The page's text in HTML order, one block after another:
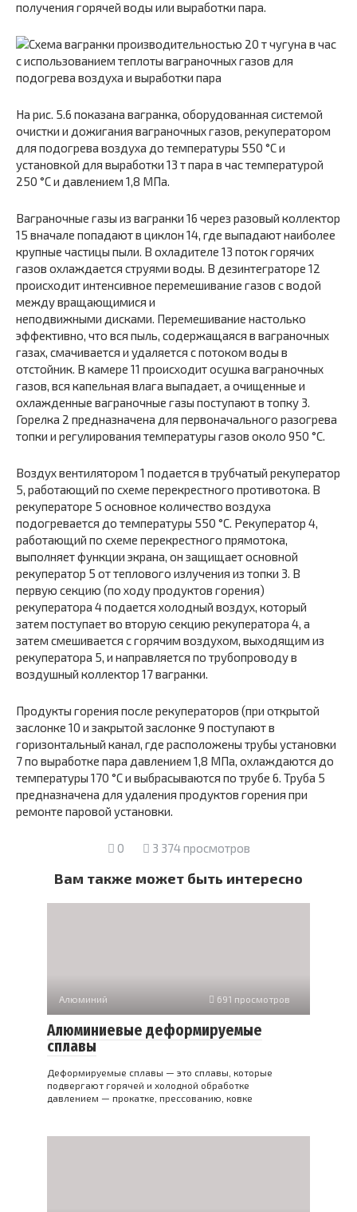
получения горячей воды или выработки пара.
На рис. 5.6 показана вагранка, оборудованная системой
очистки и дожигания ваграночных газов, рекуператором
для подогрева воздуха до температуры 550 °С и
установкой для выработки 13 т пара в час температурой
250 °С и давлением 1,8 МПа.
Ваграночные газы из вагранки 16 через разовый коллектор
15 вначале попадают в циклон 14, где выпадают наиболее
крупные частицы пыли. В охладителе 13 поток горячих
газов охлаждается струями воды. В дезинтеграторе 12
происходит интенсивное перемешивание газов с водой
между вращающимися и
неподвижными дисками. Перемешивание настолько
эффективно, что вся пыль, содержащаяся в ваграночных
газах, смачивается и удаляется с потоком воды в
отстойник. В камере 11 происходит осушка ваграночных
газов, вся капельная влага выпадает, а очищенные и
охлажденные ваграночные газы поступают в топку 3.
Горелка 2 предназначена для первоначального разогрева
топки и регулирования температуры газов около 950 °С.
Воздух вентилятором 1 подается в трубчатый рекуператор
5, работающий по схеме перекрестного противотока. В
рекуператоре 5 основное количество воздуха
подогревается до температуры 550 °С. Рекуператор 4,
работающий по схеме перекрестного прямотока,
выполняет функции экрана, он защищает основной
рекуператор 5 от теплового излучения из топки 3. В
первую секцию (по ходу продуктов горения)
рекуператора 4 подается холодный воздух, который
затем поступает во вторую секцию рекуператора 4, а
затем смешивается с горячим воздухом, выходящим из
рекуператора 5, и направляется по трубопроводу в
воздушный коллектор 17 вагранки.
Продукты горения после рекуператоров (при открытой
заслонке 10 и закрытой заслонке 9 поступают в
горизонтальный канал, где расположены трубы установки
7 по выработке пара давлением 1,8 МПа, охлаждаются до
температуры 170 °С и выбрасываются по трубе 6. Труба 5
предназначена для удаления продуктов горения при
ремонте паровой установки.
0 3 374 просмотров
Вам также может быть интересно
Алюминий 691 просмотров
Алюминиевые деформируемые
сплавы
Деформируемые сплавы — это сплавы, которые
подвергают горячей и холодной обработке
давлением — прокатке, прессованию, ковке